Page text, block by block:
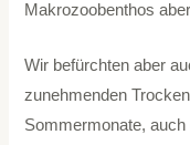
Makrozoobenthos
Wir befürchten aber
zunehmenden
Sommermonate,